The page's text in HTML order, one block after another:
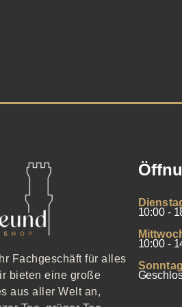
Fachgeschäft für alles
bieten eine große
aus aller Welt an,
10:00 -
10:00 -